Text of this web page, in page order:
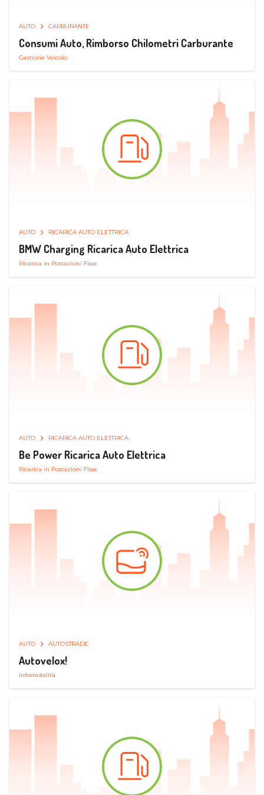
AUTO CARBURANTE
Consumi Auto, Rimborso Chilometri Carburante
Gestione Veicolo
AUTO RICARICA AUTO ELETTRICA
BMW Charging Ricarica Auto Elettrica
Ricarica in Postazioni Fisse
AUTO RICARICA AUTO ELETTRICA
Be Power Ricarica Auto Elettrica
Ricarica in Postazioni Fisse
AUTO AUTOSTRADE
Autovelox!
Infomobilità